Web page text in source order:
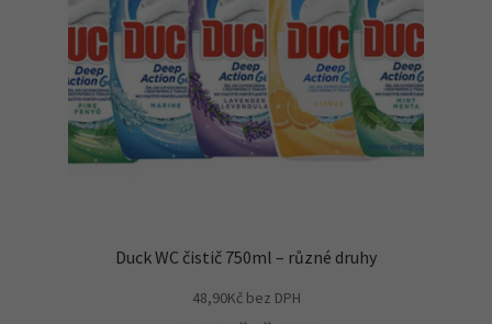
Duck WC čistič 750ml – různé druhy
48,90Kčbez DPH